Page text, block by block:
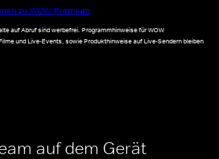
zu WOW Premium
auf Abruf sind werbefrei. Programmhinweise für WOW
und Live-Events, sowie Produkthinweise auf Live-Sendern bleiben
auf dem Gerät